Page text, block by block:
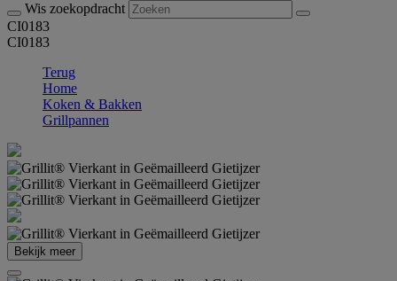
Wis zoekopdracht
CI0183
CI0183
Terug
Home
Koken & Bakken
Grillpannen
Bekijk meer